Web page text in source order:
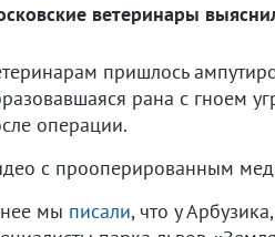
ветеринары
пришлось
рана с гноем
операции.
с прооперированным
мы писали, что у